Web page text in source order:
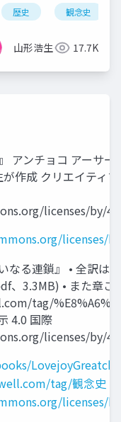
プラトン
ッツ＆スピノザ
歴史 観念史
山形浩生 17.7K
アンチョコ アーサ
作成 クリエイティ
licenses/by/
licenses/
なる連鎖』 • 全訳は
、3.3MB) • また章ご
tag/
4.0 国際
licenses/by/
tag/観念史
licenses/